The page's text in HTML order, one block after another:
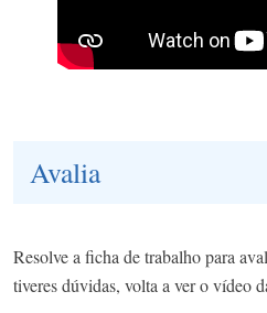
Avalia
Resolve a ficha de trabalho para
tiveres dúvidas, volta a ver o vídeo